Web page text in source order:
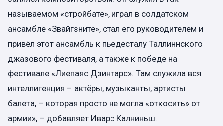
называемом «стройбате», играл в солдатском
ансамбле «Звайгзните», стал его руководителем и
привёл этот ансамбль к пьедесталу Таллиннского
джазового фестиваля, а также к победе на
фестивале «Лиепаяс Дзинтарс». Там служила вся
интеллигенция – актёры, музыканты, артисты
балета, – которая просто не могла «откосить» от
армии», – добавляет Иварс Калниньш.